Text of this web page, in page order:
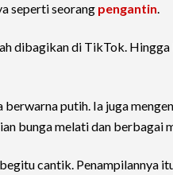
seperti seorang pengantin.
dibagikan di TikTok.
putih. Ia juga
bunga melati dan berbagai
cantik. Penampilannya